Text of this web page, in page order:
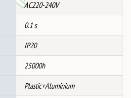
AC220-240V
0.1 s
IP20
25000h
Plastic+Aluminium